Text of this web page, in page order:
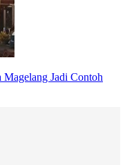
Jadi Contoh